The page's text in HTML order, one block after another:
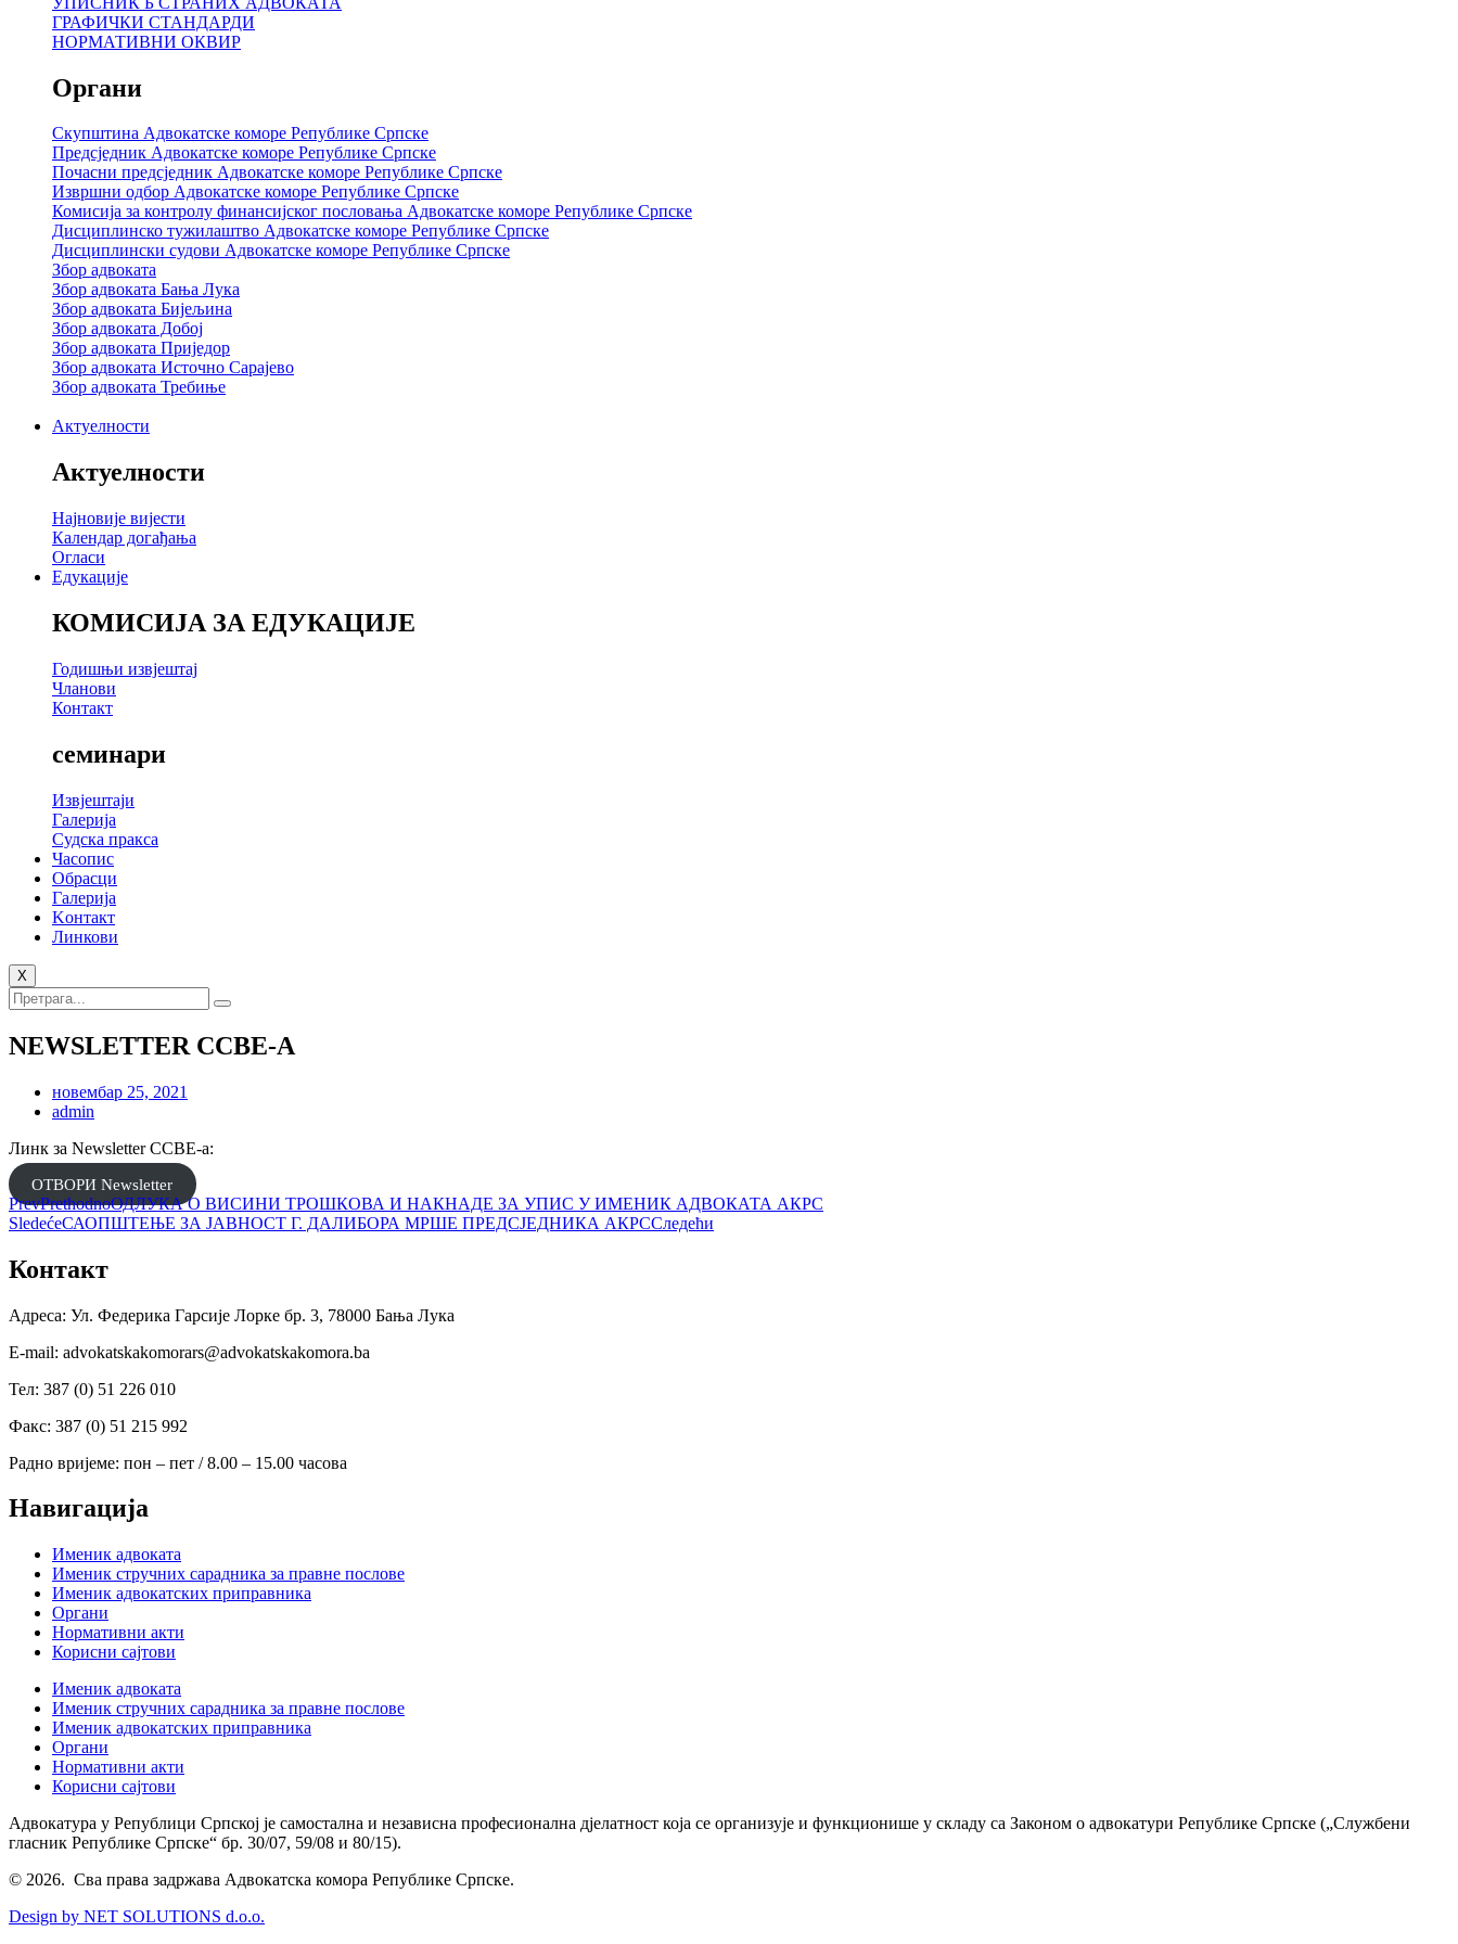
ГРАФИЧКИ СТАНДАРДИ
НОРМАТИВНИ ОКВИР
Органи
Скупштина Адвокатске коморе Републике Српске
Предсједник Адвокатске коморе Републике Српске
Почасни предсједник Адвокатске коморе Републике Српске
Извршни одбор Адвокатске коморе Републике Српске
Комисија за контролу финансијског пословања Адвокатске коморе Републике Српске
Дисциплинско тужилаштво Адвокатске коморе Републике Српске
Дисциплински судови Адвокатске коморе Републике Српске
Збор адвоката
Збор адвоката Бања Лука
Збор адвоката Бијељина
Збор адвоката Добој
Збор адвоката Приједор
Збор адвоката Источно Сарајево
Збор адвоката Требиње
Актуелности
Актуелности
Најновије вијести
Календар догађања
Огласи
Едукације
КОМИСИЈА ЗА ЕДУКАЦИЈЕ
Годишњи извјештај
Чланови
Контакт
семинари
Извјештаји
Галерија
Судска пракса
Часопис
Обрасци
Галерија
Kонтакт
Линкови
X
NEWSLETTER CCBЕ-А
новембар 25, 2021
admin
Линк за Newsletter CCBЕ-а:
ОТВОРИ Newsletter
PrevPrethodnoОДЛУКА О ВИСИНИ ТРОШКОВА И НАКНАДЕ ЗА УПИС У ИМЕНИК АДВОКАТА АКРС
SledećeСАОПШТЕЊЕ ЗА ЈАВНОСТ Г. ДАЛИБОРА МРШЕ ПРЕДСЈЕДНИКА АКРССледећи
Контакт
Адреса: Ул. Федерика Гарсије Лорке бр. 3, 78000 Бања Лука
Е-mail: advokatskakomorars@advokatskakomora.ba
Тел: 387 (0) 51 226 010
Факс: 387 (0) 51 215 992
Радно вријеме: пон – пет / 8.00 – 15.00 часова
Навигација
Именик адвоката
Именик стручних сарадника за правне послове
Именик адвокатских приправника
Органи
Нормативни акти
Корисни сајтови
Именик адвоката
Именик стручних сарадника за правне послове
Именик адвокатских приправника
Органи
Нормативни акти
Корисни сајтови
Адвокатура у Републици Српској је самостална и независна професионална дјелатност која се организује и функционише у складу са Законом о адвокатури Републике Српске („Службени
гласник Републике Српске“ бр. 30/07, 59/08 и 80/15).
© 2026. Сва права задржава Адвокатска комора Републике Српске.
Design by NET SOLUTIONS d.o.o.